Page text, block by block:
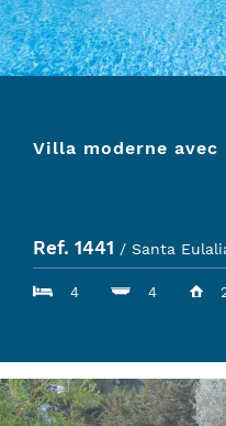
Villa moderne
Ref. 1441 / Santa
4 4